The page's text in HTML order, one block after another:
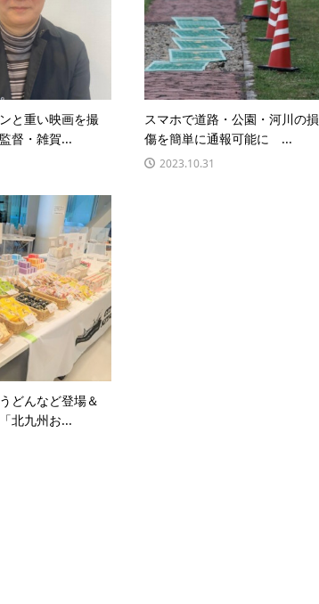
と重い映画を撮
督・雑賀...
スマホで道路・公園・河川の損
傷を簡単に通報可能に ...
2023.10.31
どんなど登場＆
北九州お...